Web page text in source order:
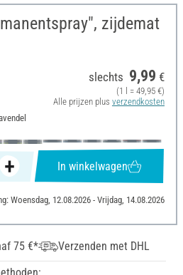
zijdemat
slechts 9,99 €
(1 l = 49,95 €)
Alle prijzen plus verzendkosten
In winkelwagen
Woensdag, 12.08.2026 - Vrijdag, 14.08.2026
75 €*
Verzenden met DHL